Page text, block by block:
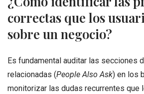
correctas que los
sobre un negocio?
Es fundamental auditar las secciones
relacionadas (People Also Ask) en los
monitorizar las dudas recurrentes que